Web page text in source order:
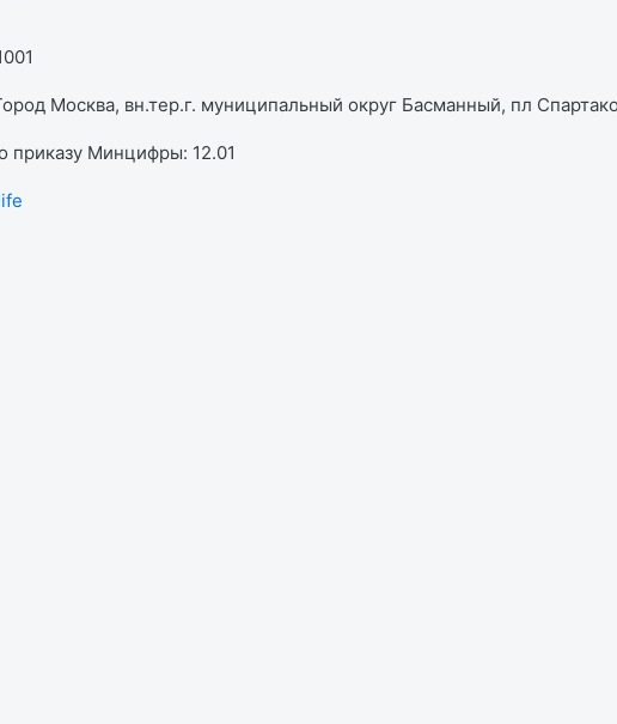
Москва, вн.тер.г. муниципальный округ Басманный, пл
приказу Минцифры: 12.01